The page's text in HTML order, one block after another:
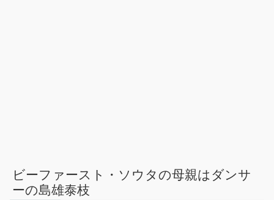
ビーファースト・ソウタの母親はダンサ
ーの島雄泰枝